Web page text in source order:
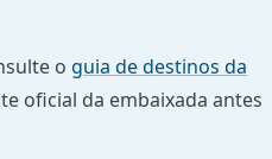
o guia de destinos da
oficial da embaixada antes